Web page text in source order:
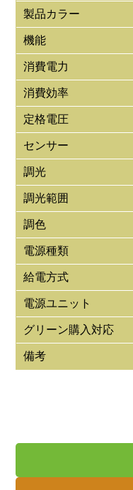
製品カラー
機能
消費電力
消費効率
定格電圧
センサー
調光
調光範囲
調色
電源種類
給電方式
電源ユニット
グリーン購入対応
備考